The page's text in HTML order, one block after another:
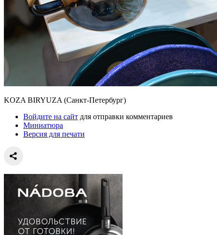
KOZA BIRYUZA (Санкт-Петербург)
Войдите на сайт для отправки комментариев
Миниатюра
Версия для печати